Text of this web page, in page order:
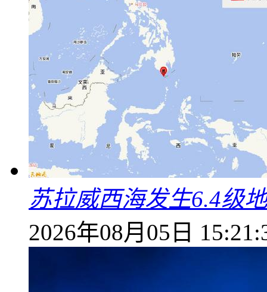
苏拉威西海发生6.4级
2026年08月05日